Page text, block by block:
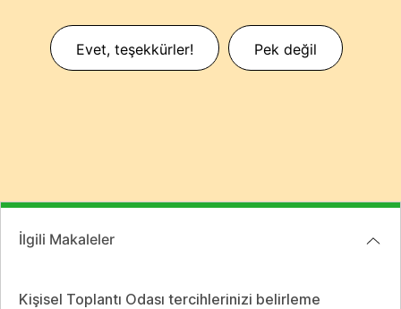
Evet, teşekkürler! Pek değil
İlgili Makaleler
Kişisel Toplantı Odası tercihlerinizi belirleme